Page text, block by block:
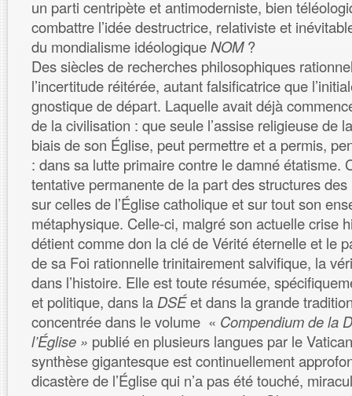
un parti centripète et antimoderniste, bien
combattre l’idée destructrice, relativiste et
du mondialisme idéologiqueNOM?
Des siècles de recherches philosophiques
l’incertitude réitérée, autant falsificatrice que
gnostique de départ. Laquelle avait déjà
de la civilisation : que seule l’assise religieuse de
biais de son Église, peut permettre et a permis,
: dans sa lutte primaire contre le damné étatisme.
tentative permanente de la part des structures
sur celles de l’Église catholique et sur tout son
métaphysique. Celle-ci, malgré son actuelle crise
détient comme don la clé de Vérité éternelle et le
de sa Foi rationnelle trinitairement salvifique, la
dans l’histoire. Elle est toute résumée,
et politique, dans la DSÉet dans la grande
concentrée dans le volume « Compendium de la
l’Église » publié en plusieurs langues par le
synthèse gigantesque est continuellement
dicastère de l’Église qui n’a pas été touché,